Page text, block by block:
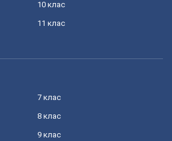
10 клас
11 клас
7 клас
8 клас
9 клас